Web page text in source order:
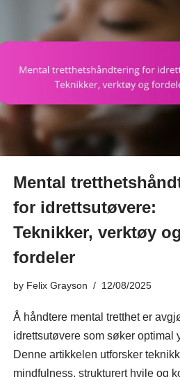
Mental
for idrettsutøvere:
Teknikker, verktøy og
fordeler
by Felix Grayson 12/08/2025
Å håndtere mental tretthet er
idrettsutøvere som søker optimal
Denne artikkelen utforsker
mindfulness, strukturert hvile og